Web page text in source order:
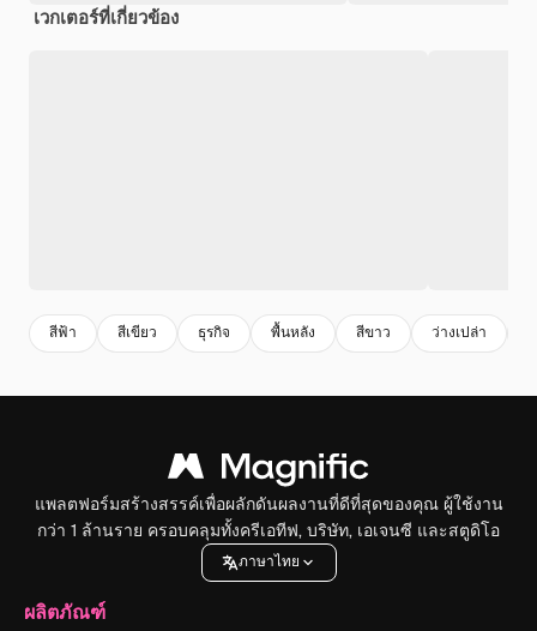
เวกเตอร์ที่เกี่ยวข้อง
สีฟ้า สีเขียว ธุรกิจ พื้นหลัง สีขาว ว่างเปล่า
แพลตฟอร์มสร้างสรรค์เพื่อผลักดันผลงานที่ดีที่สุดของคุณ ผู้ใช้งาน
กว่า 1 ล้านราย ครอบคลุมทั้งครีเอทีฟ, บริษัท, เอเจนซี และสตูดิโอ
ภาษาไทย
ผลิตภัณฑ์